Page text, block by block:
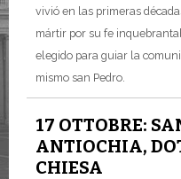
vivió en las primeras
mártir por su fe
elegido para guiar la
mismo san Pedro.
17 OTTOBRE:
ANTIOCHIA,
CHIESA